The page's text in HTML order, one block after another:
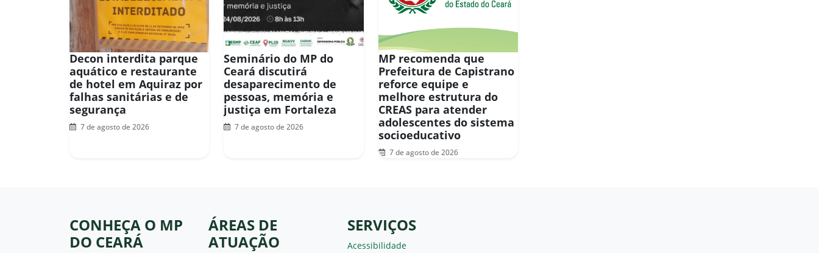
Decon interdita parque
aquático e restaurante
de hotel em Aquiraz por
falhas sanitárias e de
segurança
7 de agosto de 2026
Seminário do MP do
Ceará discutirá
desaparecimento de
pessoas, memória e
justiça em Fortaleza
7 de agosto de 2026
MP recomenda que
Prefeitura de Capistrano
reforce equipe e
melhore estrutura do
CREAS para atender
adolescentes do sistema
socioeducativo
7 de agosto de 2026
CONHEÇA O MP
DO CEARÁ
ÁREAS DE
ATUAÇÃO
SERVIÇOS
Acessibilidade